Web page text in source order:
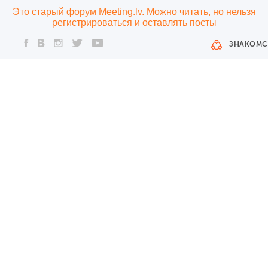
Это старый форум Meeting.lv. Можно читать, но нельзя
регистрироваться и оставлять посты